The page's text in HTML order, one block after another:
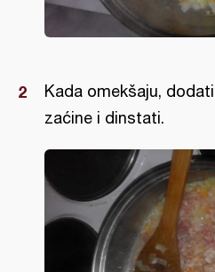
Kada omekšaju,
zaćine i dinstati.